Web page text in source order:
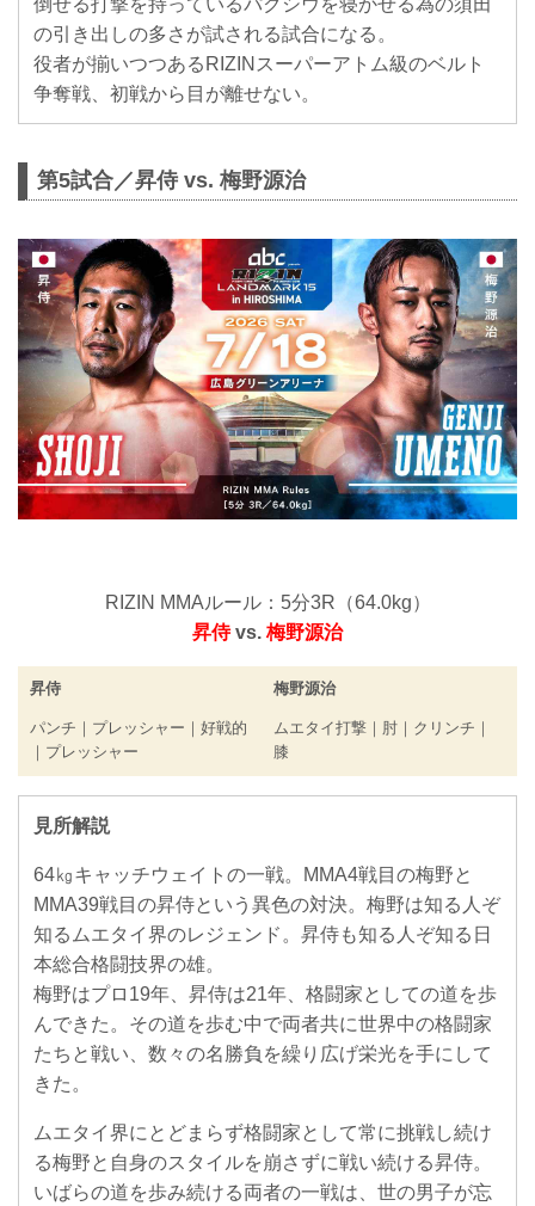
の引き出しの多さが試される試合になる。
役者が揃いつつあるRIZINスーパーアトム級のベルト
争奪戦、初戦から目が離せない。
第5試合／昇侍 vs. 梅野源治
RIZIN MMAルール：5分3R（64.0kg）
昇侍vs. 梅野源治
昇侍
パンチ｜プレッシャー｜好戦的
｜プレッシャー
梅野源治
ムエタイ打撃｜肘｜クリンチ｜
膝
見所解説
64㎏キャッチウェイトの一戦。MMA4戦目の梅野と
MMA39戦目の昇侍という異色の対決。梅野は知る人ぞ
知るムエタイ界のレジェンド。昇侍も知る人ぞ知る日
本総合格闘技界の雄。
梅野はプロ19年、昇侍は21年、格闘家としての道を歩
んできた。その道を歩む中で両者共に世界中の格闘家
たちと戦い、数々の名勝負を繰り広げ栄光を手にして
きた。
ムエタイ界にとどまらず格闘家として常に挑戦し続け
る梅野と自身のスタイルを崩さずに戦い続ける昇侍。
いばらの道を歩み続ける両者の一戦は、世の男子が忘